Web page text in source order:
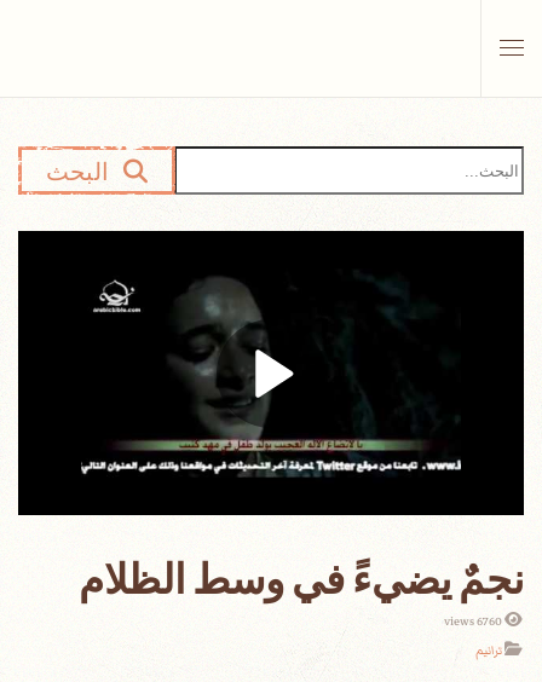
البحث
نجمٌ يضيءً في وسط الظلام
6760 views
ترانيم